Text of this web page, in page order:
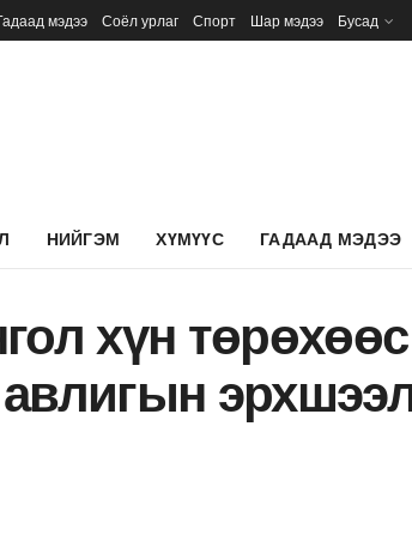
мэдээ Соёл урлаг Спорт Шар мэдээ Бусад
НИЙГЭМ ХҮМҮҮС ГАДААД МЭДЭЭ
хүн төрөхөөс